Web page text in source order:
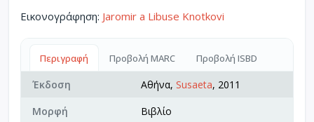
Εικονογράφηση: Jaromir a Libuse Knotkovi
Περιγραφή Προβολή MARC Προβολή ISBD
Έκδοση Αθήνα, Susaeta, 2011
Μορφή
Βιβλίο